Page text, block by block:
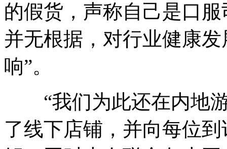
的假货，声称自己是口
并无根据，对行业健康
响”。
“我们为此还在内地游
了线下店铺，并向每位